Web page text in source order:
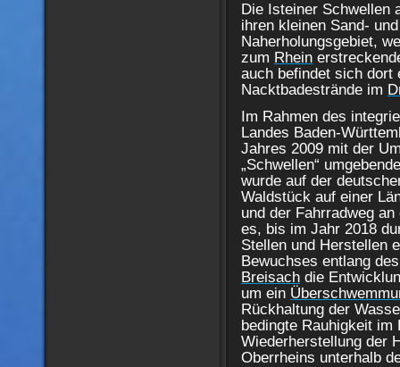
Die Isteiner Schwellen
ihren kleinen Sand-
Naherholungsgebiet,
zum Rhein
auch befindet sich dort
Nacktbadestrände im
Im Rahmen des
Landes Baden-
Jahres 2009 mit der
„Schwellen“
wurde auf der
Waldstück auf einer
und der Fahrradweg
es, bis im Jahr 2018
Stellen und Herstellen
Bewuchses entlang
Breisach die
um ein
Rückhaltung der
bedingte Rauhigkeit
Wiederherstellung der
Oberrheins unterhalb